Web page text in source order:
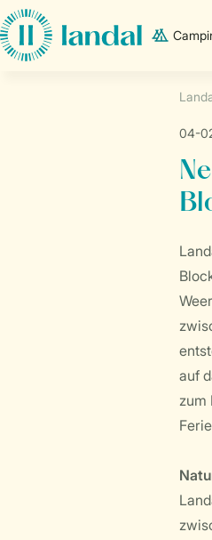
04-
auf
zum